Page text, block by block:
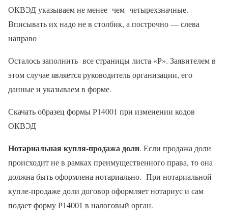
ОКВЭД указываем не менее чем четырехзначные.
Вписывать их надо не в столбик, а построчно — слева
направо
Осталось заполнить все страницы листа «Р». Заявителем в
этом случае является руководитель организации, его
данные и указываем в форме.
Скачать образец формы Р14001 при изменении кодов
ОКВЭД
Нотариальная купля-продажа доли. Если продажа доли
происходит не в рамках преимущественного права, то она
должна быть оформлена нотариально. При нотариальной
купле-продаже доли договор оформляет нотариус и сам
подает форму Р14001 в налоговый орган.